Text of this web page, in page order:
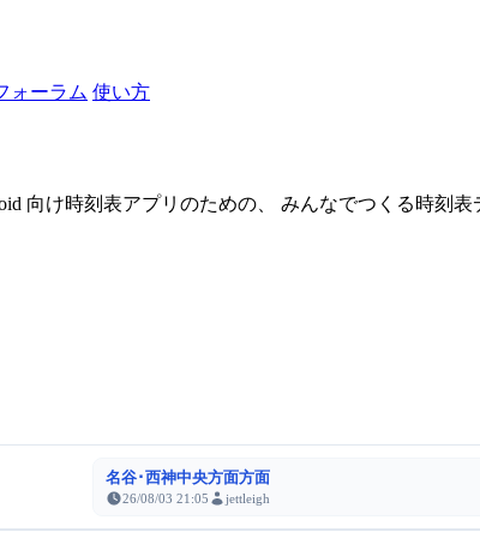
ォーラム 使い方
向け時刻表アプリのための、 みんなでつくる時刻表
名谷･西神中央方面方面
26/08/03 21:05 jettleigh